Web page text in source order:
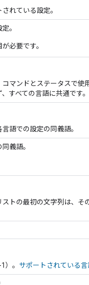
れている設定。
。
必要です。
マンドとステータスで使
すべての言語に共通です。
語での設定の同義語。
義語。
トの最初の文字列は、そ
）。 サポートされている言